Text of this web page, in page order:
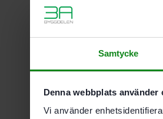
Samtycke
Denna webbplats använder
Vi använder